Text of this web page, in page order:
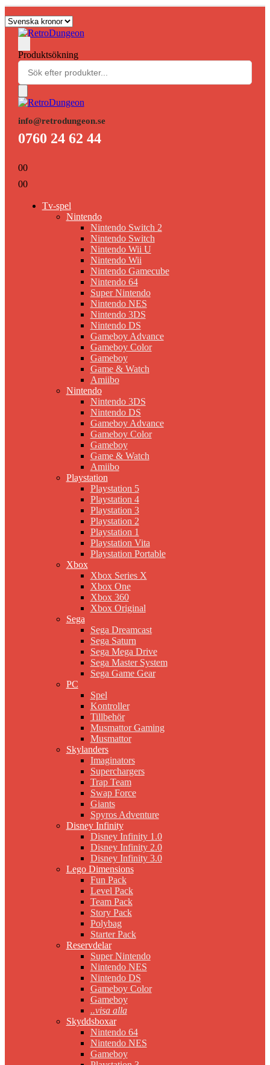
Produktsökning
info@retrodungeon.se
0760 24 62 44
00
00
Tv-spel
Nintendo
Nintendo Switch 2
Nintendo Switch
Nintendo Wii U
Nintendo Wii
Nintendo Gamecube
Nintendo 64
Super Nintendo
Nintendo NES
Nintendo 3DS
Nintendo DS
Gameboy Advance
Gameboy Color
Gameboy
Game & Watch
Amiibo
Nintendo
Nintendo 3DS
Nintendo DS
Gameboy Advance
Gameboy Color
Gameboy
Game & Watch
Amiibo
Playstation
Playstation 5
Playstation 4
Playstation 3
Playstation 2
Playstation 1
Playstation Vita
Playstation Portable
Xbox
Xbox Series X
Xbox One
Xbox 360
Xbox Original
Sega
Sega Dreamcast
Sega Saturn
Sega Mega Drive
Sega Master System
Sega Game Gear
PC
Spel
Kontroller
Tillbehör
Musmattor Gaming
Musmattor
Skylanders
Imaginators
Superchargers
Trap Team
Swap Force
Giants
Spyros Adventure
Disney Infinity
Disney Infinity 1.0
Disney Infinity 2.0
Disney Infinity 3.0
Lego Dimensions
Fun Pack
Level Pack
Team Pack
Story Pack
Polybag
Starter Pack
Reservdelar
Super Nintendo
Nintendo NES
Nintendo DS
Gameboy Color
Gameboy
..visa alla
Skyddsboxar
Nintendo 64
Nintendo NES
Gameboy